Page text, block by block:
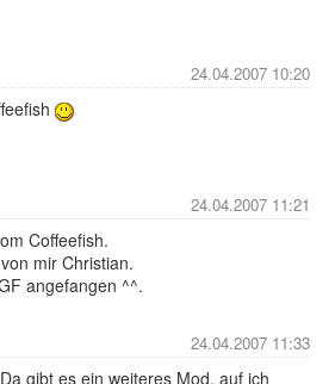
24.04.2007 10:20
24.04.2007 11:21
Coffeefish.
mir Christian.
angefangen ^^.
24.04.2007 11:33
gibt es ein weiteres Mod, auf ich